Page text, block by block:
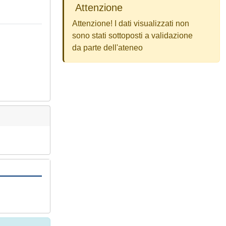
Attenzione
Attenzione! I dati visualizzati non
sono stati sottoposti a validazione
da parte dell'ateneo